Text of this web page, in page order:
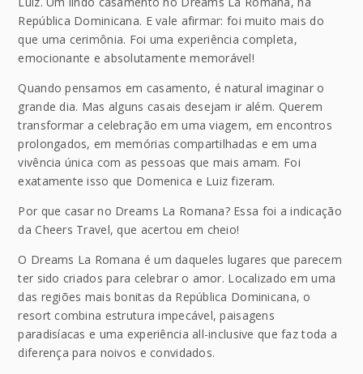
República Dominicana. E vale afirmar: foi muito mais do
que uma cerimônia. Foi uma experiência completa,
emocionante e absolutamente memorável!
Quando pensamos em casamento, é natural imaginar o
grande dia. Mas alguns casais desejam ir além. Querem
transformar a celebração em uma viagem, em encontros
prolongados, em memórias compartilhadas e em uma
vivência única com as pessoas que mais amam. Foi
exatamente isso que Domenica e Luiz fizeram.
Por que casar no Dreams La Romana? Essa foi a indicação
da Cheers Travel, que acertou em cheio!
O Dreams La Romana é um daqueles lugares que parecem
ter sido criados para celebrar o amor. Localizado em uma
das regiões mais bonitas da República Dominicana, o
resort combina estrutura impecável, paisagens
paradisíacas e uma experiência all-inclusive que faz toda a
diferença para noivos e convidados.